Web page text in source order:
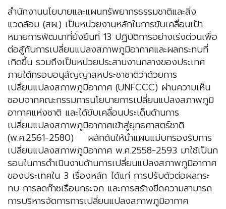
สำนักงานนโยบายและแผนทรัพยากรธรรมชาติและสิ่ง
แวดล้อม (สผ.) เป็นหน่วยงานหลักในการขับเคลื่อนเป้า
หมายการพัฒนาที่ยั่งยืนที่ 13 ปฏิบัติการอย่างเร่งด่วนเพื่อ
ต่อสู้กับการเปลี่ยนแปลงสภาพภูมิอากาศและผลกระทบที่
เกิดขึ้น รวมถึงเป็นหน่วยประสานงานกลางของประเทศ
ภายใต้กรอบอนุสัญญาสหประชาชาติว่าด้วยการ
เปลี่ยนแปลงสภาพภูมิอากาศ (UNFCCC) ผ่านความเห็น
ชอบจากคณะกรรมการนโยบายการเปลี่ยนแปลงสภาพภูมิ
อากาศแห่งชาติ และได้ขับเคลื่อนประเด็นด้านการ
เปลี่ยนแปลงสภาพภูมิอากาศเข้าสู่ยุทธศาสตร์ชาติ
(พ.ศ.2561-2580) ผลักดันให้นำแผนแม่บทรองรับการ
เปลี่ยนแปลงสภาพภูมิอากาศ พ.ศ.2558-2593 มาใช้เป็นก
รอบในการดำเนินงานด้านการเปลี่ยนแปลงสภาพภูมิอากาศ
ของประเทศใน 3 เรื่องหลัก ได้แก่ การปรับตัวต่อผลกระ
ทบ การลดก๊าซเรือนกระจก และการสร้างขีดความสามารถ
การบริหารจัดการการเปลี่ยนแปลงสภาพภูมิอากาศ